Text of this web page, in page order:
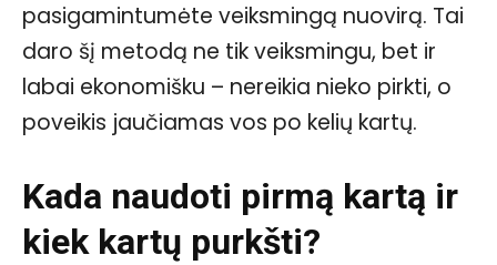
pasigamintumėte veiksmingą nuovirą. Tai
daro šį metodą ne tik veiksmingu, bet ir
labai ekonomišku – nereikia nieko pirkti, o
poveikis jaučiamas vos po kelių kartų.
Kada naudoti pirmą kartą ir
kiek kartų purkšti?